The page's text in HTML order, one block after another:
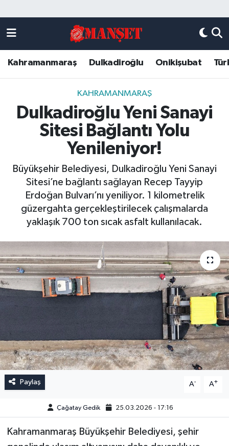
Kahramanmaraş Dulkadiroğlu Onikişubat
KAHRAMANMARAŞ
Dulkadiroğlu Yeni Sanayi
Sitesi Bağlantı Yolu
Yenileniyor!
Büyükşehir Belediyesi, Dulkadiroğlu Yeni Sanayi
Sitesi’ne bağlantı sağlayan Recep Tayyip
Erdoğan Bulvarı’nı yeniliyor. 1 kilometrelik
güzergahta gerçekleştirilecek çalışmalarda
yaklaşık 700 ton sıcak asfalt kullanılacak.
Paylaş A- A+
Çağatay Gedik 25.03.2026 - 17:16
Kahramanmaraş Büyükşehir Belediyesi, şehir
DULKADİROĞLU
KAHRAMANMARAŞ
ONİKİŞUBAT
ÖZEL HABER
Künye
Kahramanmaraş Nöbetçi Eczaneler
Kahramanmaraş Hava Durumu
Kahramanmaraş Trafik Yoğunluk Haritası
Süper Lig Puan Durumu ve Fikstür
Tüm Manşetler
Son Dakika Haberleri
Haber Arşivi